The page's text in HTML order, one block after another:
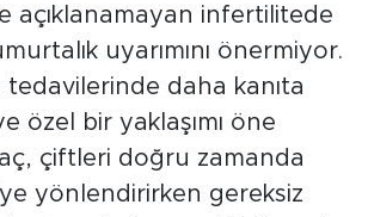
açıklanamayan infertilitede
uyarımını önermiyor.
tedavilerinde daha kanıta
özel bir yaklaşımı öne
çiftleri doğru zamanda
yönlendirirken gereksiz